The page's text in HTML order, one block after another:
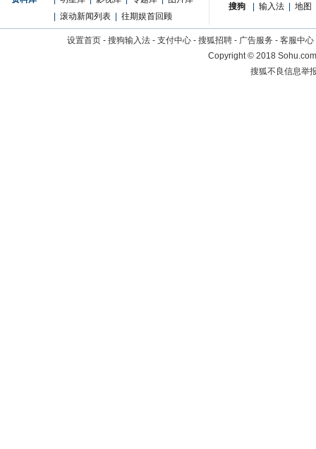
滚动新闻列表 往期娱首回顾
搜狗
输入法 地图
设置首页 - 搜狗输入法 - 支付中心 - 搜狐招聘 - 广告服务 - 客服中心
Copyright©2018
搜狐不良信息举